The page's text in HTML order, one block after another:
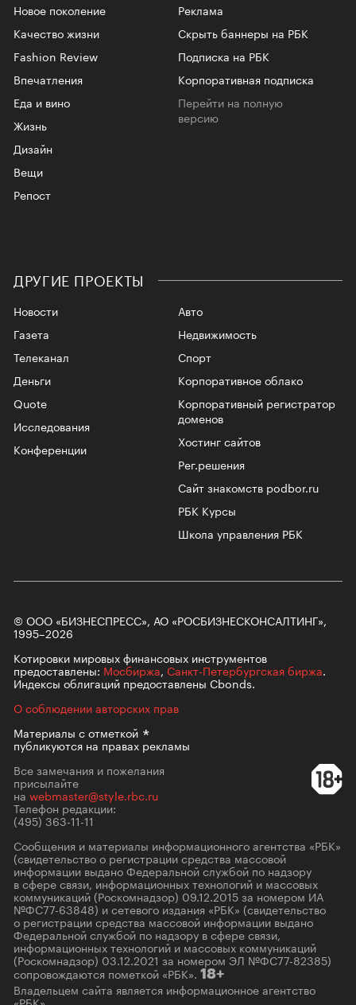
Новое поколение
Качество жизни
Fashion Review
Впечатления
Еда и вино
Жизнь
Дизайн
Вещи
Репост
Реклама
Скрыть баннеры на РБК
Подписка на РБК
Корпоративная подписка
Перейти на полную
версию
ДРУГИЕ ПРОЕКТЫ
Новости
Газета
Телеканал
Авто
Недвижимость
Спорт
Корпоративное облако
Корпоративный регистратор
доменов
Хостинг сайтов
Рег.решения
Сайт знакомств podbor.ru
РБК Курсы
Школа управления РБК
Деньги
Quote
Исследования
Конференции
© ООО «БИЗНЕСПРЕСС», АО «РОСБИЗНЕСКОНСАЛТИНГ»,
1995–2026
Котировки мировых финансовых инструментов
предоставлены: Мосбиржа, Санкт-Петербургская биржа.
Индексы облигаций предоставлены Cbonds.
О соблюдении авторских прав
Материалы сотметкой
публикуются на правах рекламы
Все замечания и пожелания
присылайте
на webmaster@style.rbc.ru
Телефон редакции:
(495) 363-11-11
Сообщения и материалы информационного агентства «РБК»
(свидетельство о регистрации средства массовой
информации выдано Федеральной службой по надзору
в сфере связи, информационных технологий и массовых
коммуникаций (Роскомнадзор) 09.12.2015 за номером ИА
№ФС77-63848) и сетевого издания «РБК» (свидетельство
о регистрации средства массовой информации выдано
Федеральной службой по надзору в сфере связи,
информационных технологий и массовых коммуникаций
(Роскомнадзор) 03.12.2021 за номером ЭЛ №ФС77-82385)
сопровождаются пометкой «РБК». 18+
Владельцем сайта является информационное агентство